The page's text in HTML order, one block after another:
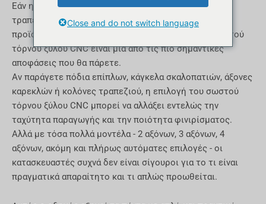
Εάν η επιχείρησή σας παράγει πόδια καρεκλών, πόδια
τραπεζιών, κάγκελα σκαλοπατιών, ξύλινες κολόνες ή
προϊόντα ξύλου κατά παραγγελία, η επιλογή του σωστού
τόρνου ξύλου CNC είναι μια από τις πιο σημαντικές
αποφάσεις που θα πάρετε.
Αν παράγετε πόδια επίπλων, κάγκελα σκαλοπατιών, άξονες
καρεκλών ή κολόνες τραπεζιού, η επιλογή του σωστού
τόρνου ξύλου CNC μπορεί να αλλάξει εντελώς την
ταχύτητα παραγωγής και την ποιότητα φινιρίσματος.
Αλλά με τόσα πολλά μοντέλα - 2 αξόνων, 3 αξόνων, 4
αξόνων, ακόμη και πλήρως αυτόματες επιλογές - οι
κατασκευαστές συχνά δεν είναι σίγουροι για το τι είναι
πραγματικά απαραίτητο και τι απλώς προωθείται.
Close and do not switch language